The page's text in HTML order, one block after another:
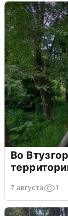
Во
7 августа 1